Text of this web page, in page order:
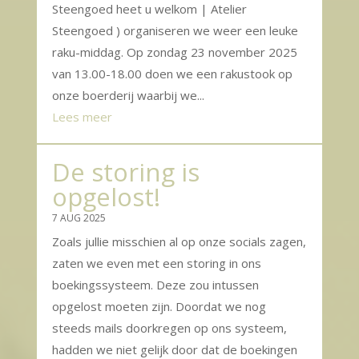
Steengoed heet u welkom | Atelier
Steengoed ) organiseren we weer een leuke
raku-middag. Op zondag 23 november 2025
van 13.00-18.00 doen we een rakustook op
onze boerderij waarbij we...
Lees meer
De storing is
opgelost!
7 AUG 2025
Zoals jullie misschien al op onze socials zagen,
zaten we even met een storing in ons
boekingssysteem. Deze zou intussen
opgelost moeten zijn. Doordat we nog
steeds mails doorkregen op ons systeem,
hadden we niet gelijk door dat de boekingen